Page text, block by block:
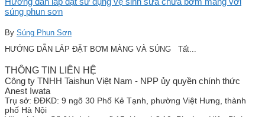
súng phun sơn
By Súng Phun Sơn
HƯỚNG DẪN LẮP ĐẶT BƠM MÀNG VÀ SÚNG Tất...
THÔNG TIN LIÊN HỆ
Công ty TNHH Taishun Việt Nam - NPP ủy quyền chính thức
Anest Iwata
Trụ sở: ĐĐKD: 9 ngõ 30 Phố Kẻ Tạnh, phường Việt Hưng, thành
phố Hà Nội